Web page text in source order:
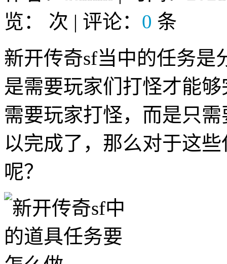
览：
次 | 评论： 0 条
新开传奇sf当中的任务是
是需要玩家们打怪才能
需要玩家打怪，而是只
以完成了，那么对于这
呢？